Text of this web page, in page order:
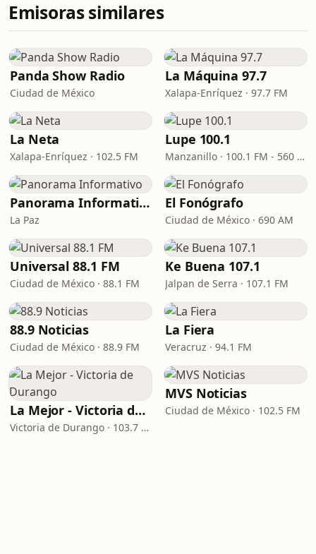
Emisoras similares
Panda Show Radio
Ciudad de México
La Máquina 97.7
Xalapa-Enríquez · 97.7 FM
La Neta
Xalapa-Enríquez · 102.5 FM
Lupe 100.1
Manzanillo · 100.1 FM - 560 AM
Panorama Informativo
La Paz
El Fonógrafo
Ciudad de México · 690 AM
Universal 88.1 FM
Ciudad de México · 88.1 FM
Ke Buena 107.1
Jalpan de Serra · 107.1 FM
88.9 Noticias
Ciudad de México · 88.9 FM
La Fiera
Veracruz · 94.1 FM
La Mejor - Victoria de Durango
Victoria de Durango · 103.7 FM - 760 AM
MVS Noticias
Ciudad de México · 102.5 FM